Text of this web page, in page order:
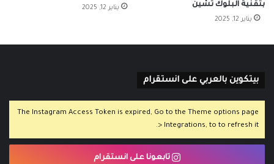
يناير 12, 2025
بتقنية البلوك تشين
يناير 12, 2025
بيتكوين بالعربي على انستقرام
The Instagram Access Token is expired, Go to the Theme options page
> Integrations, to to refresh it.
تابعونا على انستقرام